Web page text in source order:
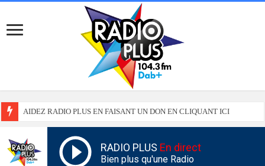
AIDEZ RADIO PLUS EN FAISANT UN DON EN CLIQUANT ICI
RADIO PLUS En direct
Bien plus qu'une Radio